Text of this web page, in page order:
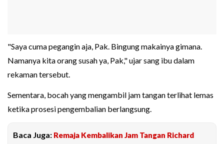
"Saya cuma pegangin aja, Pak. Bingung makainya gimana.
Namanya kita orang susah ya, Pak," ujar sang ibu dalam
rekaman tersebut.
Sementara, bocah yang mengambil jam tangan terlihat lemas
ketika prosesi pengembalian berlangsung.
Baca Juga: Remaja Kembalikan Jam Tangan Richard